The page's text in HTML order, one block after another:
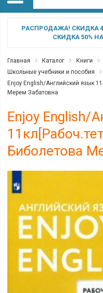
РАСПРОДАЖА! СКИДКА
СКИДКА 50%
Главная Каталог Книги
Школьные учебники и пособия
Enjoy English/Английский язык
Мерем Забатовна
Enjoy English/
Биболетова